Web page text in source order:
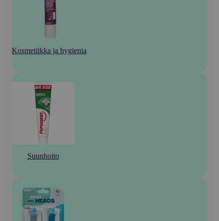
Kosmetiikka ja hygienia
Suunhoito